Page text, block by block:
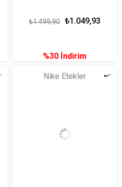
₺1.049,93
₺1.499,90
%30 İndirim
Nike Etekler